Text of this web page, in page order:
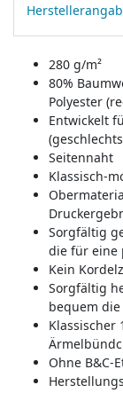
280 g/m²
80%
Polyester
Entwickelt
Seitennaht
Klassisch-
Sorgfältig
die für eine
Kein
Sorgfältig
bequem
Klassischer
Ohne B&C-